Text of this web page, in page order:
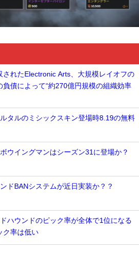
されたElectronic Arts、大規模レイオフの
負債によって“約270億円規模の組織効率
ルタルのミシックスキン登場時8.19の無料
ボウイングマンはシーズン31に登場か？
ンドBANシステムが近日実装か？？
ドハウンドのピック率が全体で1位になる
ク率は低い